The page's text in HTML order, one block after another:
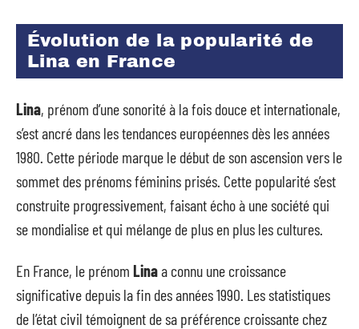
Évolution de la popularité de
Lina en France
Lina, prénom d’une sonorité à la fois douce et internationale,
s’est ancré dans les tendances européennes dès les années
1980. Cette période marque le début de son ascension vers le
sommet des prénoms féminins prisés. Cette popularité s’est
construite progressivement, faisant écho à une société qui
se mondialise et qui mélange de plus en plus les cultures.
En France, le prénom Linaa connu une croissance
significative depuis la fin des années 1990. Les statistiques
de l’état civil témoignent de sa préférence croissante chez